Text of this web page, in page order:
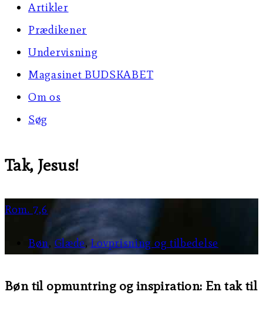
Artikler
Prædikener
Undervisning
Magasinet BUDSKABET
Om os
Søg
Tak, Jesus!
Rom. 7,6
Bøn, Glæde, Lovprisning og tilbedelse
Bøn til opmuntring og inspiration: En tak til